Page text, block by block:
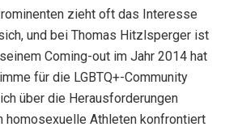
zieht oft das Interesse
und bei Thomas Hitzlsperger ist
Coming-out im Jahr 2014 hat
für die LGBTQ+-Community
über die Herausforderungen
homosexuelle Athleten konfrontiert